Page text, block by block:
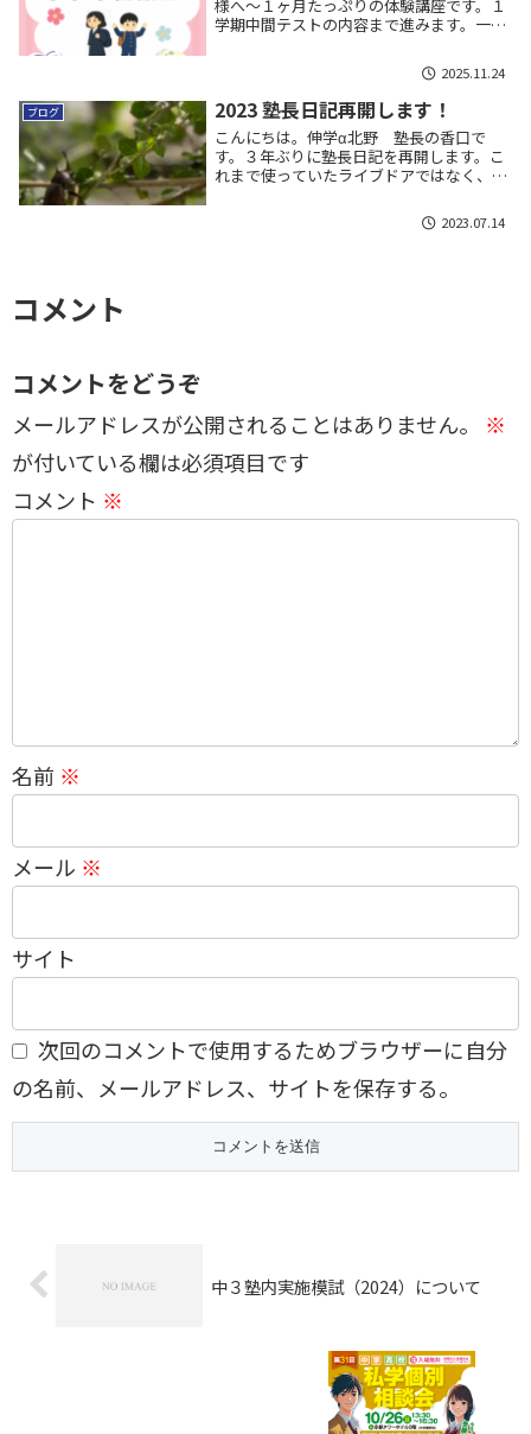
様へ～１ヶ月たっぷりの体験講座です。１
学期中間テストの内容まで進みます。一足
2025.11.24
ブログ 2023 塾長日記再開します！
こんにちは。伸学α北野 塾長の香口で
す。３年ぶりに塾長日記を再開します。こ
れまで使っていたライブドアではなく、今
す。ライブドア時代の日記は文字が多く読
む気が失せますが、こちらに移植しまし
2023.07.14
コメント
コメントをどうぞ
メールアドレスが公開されることはありません。
※
が付いている欄は必須項目です
コメント ※
名前 ※
メール ※
サイト
次回のコメントで使用するためブラウザーに自分
の名前、メールアドレス、サイトを保存する。
中３塾内実施模試（2024）について